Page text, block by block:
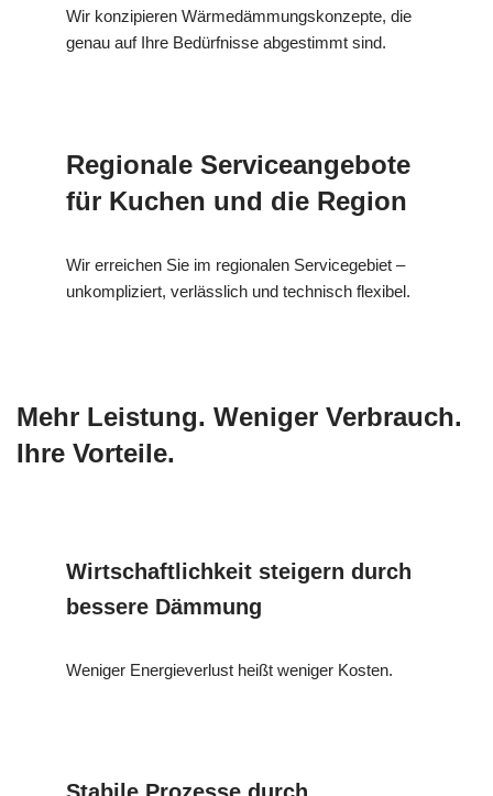
Wir konzipieren Wärmedämmungskonzepte, die
genau auf Ihre Bedürfnisse abgestimmt sind.
Regionale Serviceangebote
für Kuchen und die Region
Wir erreichen Sie im regionalen Servicegebiet –
unkompliziert, verlässlich und technisch flexibel.
Mehr Leistung. Weniger Verbrauch.
Ihre Vorteile.
Wirtschaftlichkeit steigern durch
bessere Dämmung
Weniger Energieverlust heißt weniger Kosten.